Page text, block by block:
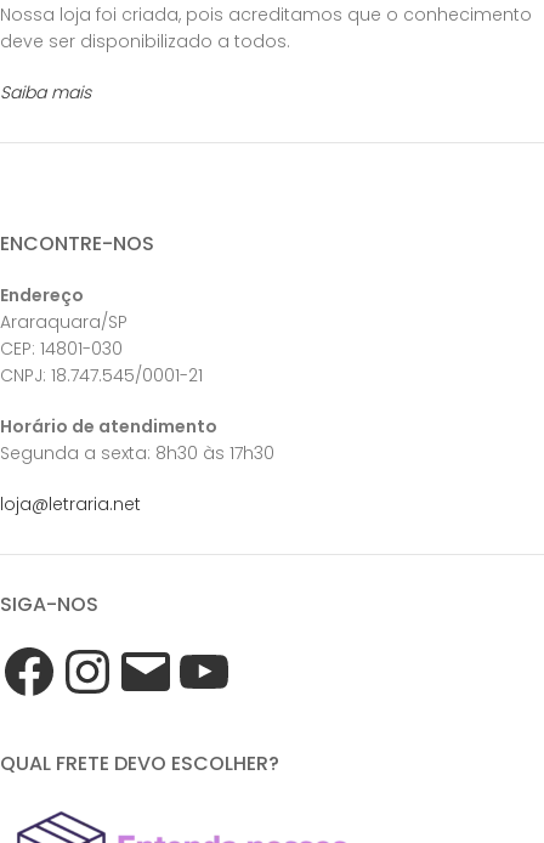
Nossa loja foi criada, pois acreditamos que o conhecimento
deve ser disponibilizado a todos.
Saiba mais
ENCONTRE-NOS
Endereço
Araraquara/SP
CEP: 14801-030
CNPJ: 18.747.545/0001-21
Horário de atendimento
Segunda a sexta: 8h30 às 17h30
loja@letraria.net
SIGA-NOS
QUAL FRETE DEVO ESCOLHER?